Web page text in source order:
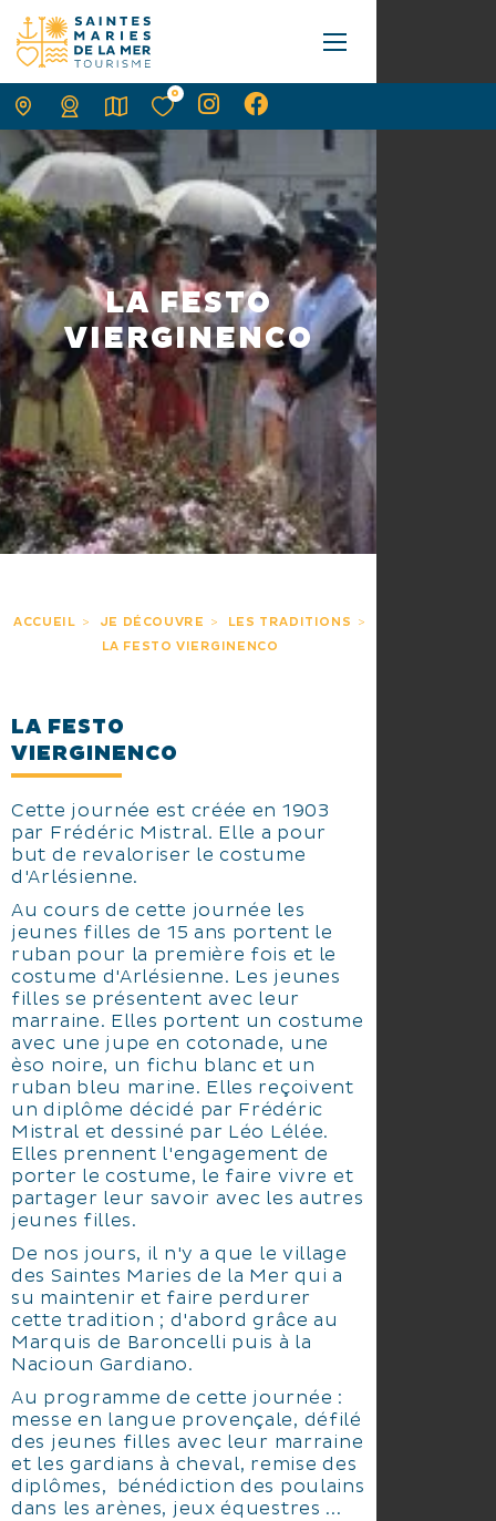
LA FESTO
VIERGINENCO
ACCUEIL JE DÉCOUVRE
LES TRADITIONS
LA FESTO VIERGINENCO
LA FESTO
VIERGINENCO
Cette journée est créée en 1903
par Frédéric Mistral. Elle a pour
but de revaloriser le costume
d'Arlésienne.
Au cours de cette journée les
jeunes filles de 15 ans portent le
ruban pour la première fois et le
costume d'Arlésienne. Les jeunes
filles se présentent avec leur
marraine. Elles portent un costume
avec une jupe en cotonade, une
èso noire, un fichu blanc et un
ruban bleu marine. Elles reçoivent
un diplôme décidé par Frédéric
Mistral et dessiné par Léo Lélée.
Elles prennent l'engagement de
porter le costume, le faire vivre et
partager leur savoir avec les autres
jeunes filles.
De nos jours, il n'y a que le village
des Saintes Maries de la Mer qui a
su maintenir et faire perdurer
cette tradition ; d'abord grâce au
Marquis de Baroncelli puis à la
Nacioun Gardiano.
Au programme de cette journée :
messe en langue provençale, défilé
des jeunes filles avec leur marraine
et les gardians à cheval, remise des
diplômes, bénédiction des poulains
dans les arènes, jeux équestres ...
0